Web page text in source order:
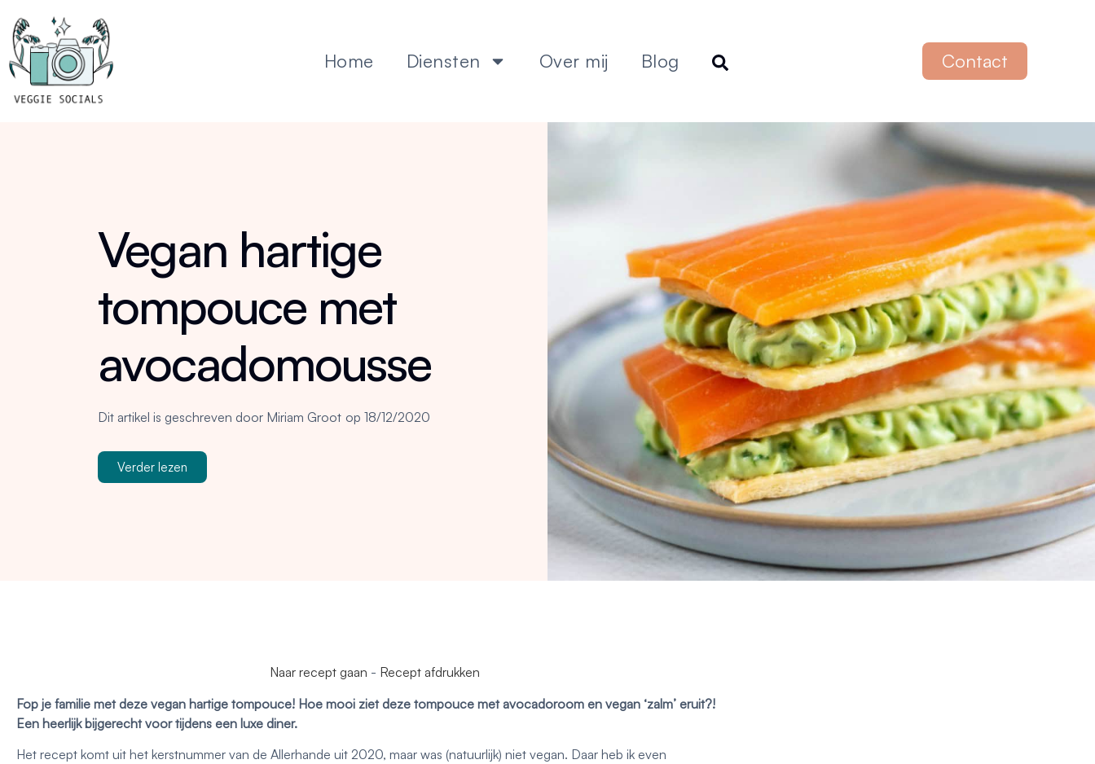
Home Diensten Over mij Blog Contact
Vegan hartige
tompouce met
avocadomousse
Dit artikel is geschreven door Miriam Groot op 18/12/2020
Verder lezen
Naar recept gaan - Recept afdrukken
Fop je familie met deze vegan hartige tompouce! Hoe mooi ziet deze tompouce met avocadoroom en vegan ‘zalm’ eruit?!
Een heerlijk bijgerecht voor tijdens een luxe diner.
Het recept komt uit het kerstnummer van de Allerhande uit 2020, maar was (natuurlijk) niet vegan. Daar heb ik even